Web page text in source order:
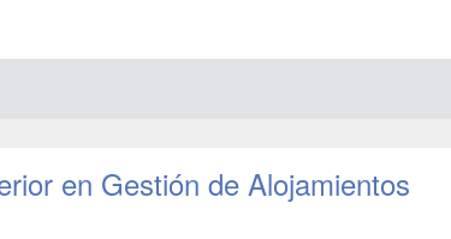
en Gestión de Alojamientos